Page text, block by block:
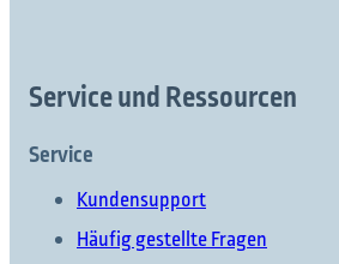
Service und Ressourcen
Service
Kundensupport
Häufig gestellte Fragen